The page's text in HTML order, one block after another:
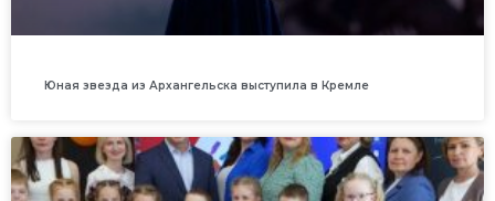
Юная звезда из Архангельска выступила в Кремле